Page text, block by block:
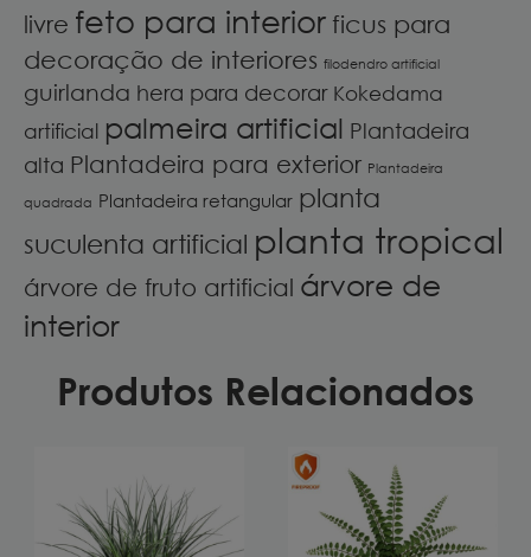
livre feto para interior ficus para
decoração de interiores filodendro artificial
guirlanda hera para decorar Kokedama
artificial palmeira artificial Plantadeira
alta Plantadeira para exterior Plantadeira
quadrada Plantadeira retangular planta
suculenta artificial planta tropical
árvore de fruto artificial árvore de
interior
Produtos Relacionados